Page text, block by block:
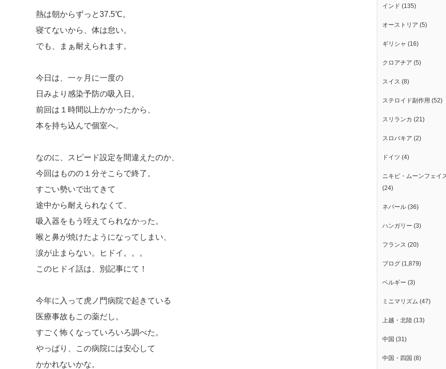
熱は朝からずっと37.5℃。
寝てないから、体は怠い。
でも、まぁ耐えられます。
今日は、一ヶ月に一度の
日みより感染予防の吸入日。
前回は１時間以上かかったから、
本を持ち込んで個室へ。
なのに、スピード設定を間違えたのか、
今回はものの１分そこらで終了。
すごい勢いで出てきて
途中から耐えられなくて、
吸入器をもう咥えてられなかった。
喉と鼻が焼けたようになってしまい、
涙が止まらない。ヒドイ。。。
このヒドイ話は、別記事にて！
今年に入って虎ノ門病院で起きている
医療事故もこの薬だし。
すごく怖くなっていろいろ調べた。
やっぱり、この病院には安心して
かかれないかな。
インド (135)
オーストリア (5)
ギリシャ (16)
クロアチア (5)
スイス (8)
ステロイド副作用 (52)
スリランカ (21)
スロバキア (2)
ドイツ (4)
ニキビ・ムーンフェイ
(24)
ネパール (36)
ハンガリー (3)
フランス (20)
ブログ (1,879)
ベルギー (3)
ミニマリズム (47)
上越・北陸 (13)
中国 (31)
中国・四国 (8)